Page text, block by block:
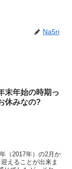
Na5ri
末年始の時期っ
休みなの?
（2017年）の2月か
えることが出来ま